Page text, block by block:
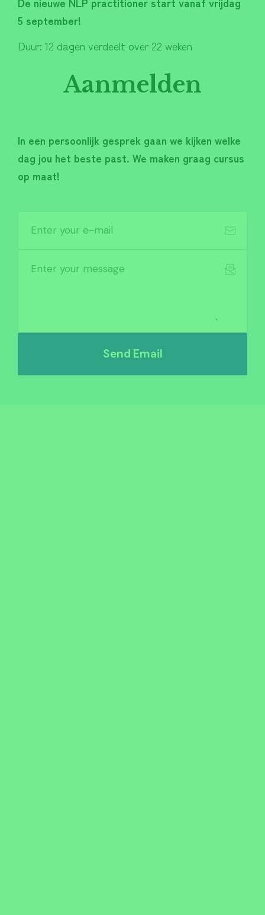
5 september!
Duur: 12 dagen verdeelt over 22 weken
Aanmelden
In een persoonlijk gesprek gaan we kijken welke
dag jou het beste past. We maken graag cursus
op maat!
Send Email